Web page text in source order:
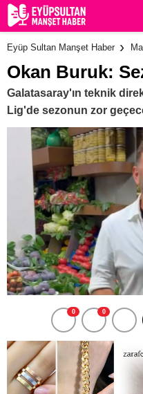
Eyüp Sultan Manşet Haber
Okan Buruk:
Galatasaray'ın teknik
Lig'de sezonun zor
0 0